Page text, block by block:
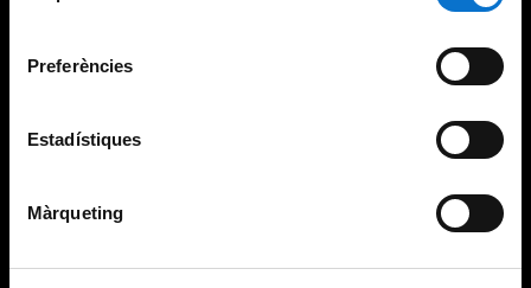
Preferències
Estadístiques
Màrqueting